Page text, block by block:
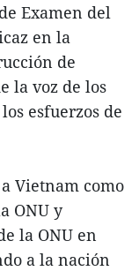
Examen del
en la
de
la voz de los
esfuerzos de
Vietnam como
ONU y
la ONU en
a la nación